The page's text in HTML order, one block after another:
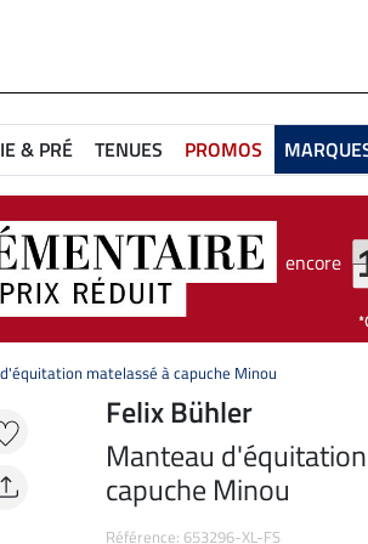
& PRÉ TENUES PROMOS
encore
matelassé à capuche Minou
Felix Bühler
Manteau
capuche Minou
Référence: 653296-XL-FS